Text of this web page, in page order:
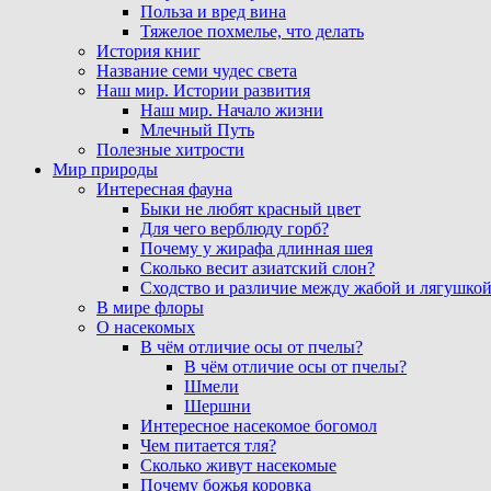
Польза и вред вина
Тяжелое похмелье, что делать
История книг
Название семи чудес света
Наш мир. Истории развития
Наш мир. Начало жизни
Млечный Путь
Полезные хитрости
Мир природы
Интересная фауна
Быки не любят красный цвет
Для чего верблюду горб?
Почему у жирафа длинная шея
Сколько весит азиатский слон?
Сходство и различие между жабой и лягушкой
В мире флоры
О насекомых
В чём отличие осы от пчелы?
В чём отличие осы от пчелы?
Шмели
Шершни
Интересное насекомое богомол
Чем питается тля?
Сколько живут насекомые
Почему божья коровка